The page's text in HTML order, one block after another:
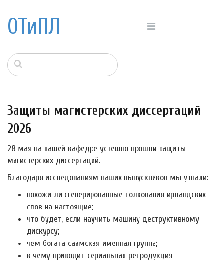
ОТиПЛ
Защиты магистерских диссертаций
2026
28 мая на нашей кафедре успешно прошли защиты
магистерских диссертаций.
Благодаря исследованиям наших выпускников мы узнали:
похожи ли сгенерированные толкования ирландских
слов на настоящие;
что будет, если научить машину деструктивному
дискурсу;
чем богата саамская именная группа;
к чему приводит сериальная репродукция